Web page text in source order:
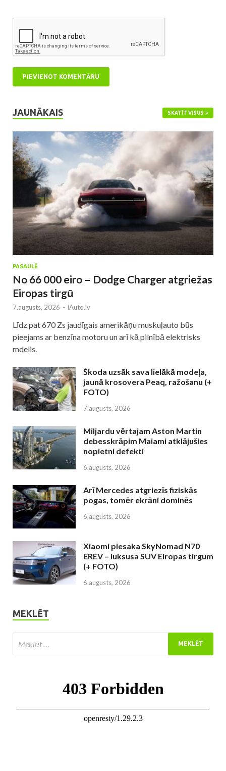
JAUNĀKAIS SKATĪT VISUS
PASAULĒ
No 66 000 eiro – Dodge Charger atgriežas
Eiropas tirgū
7.augusts, 2026 - iAuto.lv
Līdz pat 670 Zs jaudīgais amerikāņu muskuļauto būs
pieejams ar benzīna motoru un arī kā pilnībā elektrisks
mdelis.
Škoda uzsāk sava lielākā modeļa,
jaunā krosovera Peaq, ražošanu (+
FOTO)
7.augusts, 2026
Miljardu vērtajam Aston Martin
debesskrāpim Maiami atklājušies
nopietni defekti
6.augusts, 2026
Arī Mercedes atgriezīs fiziskās
pogas, tomēr ekrāni dominēs
6.augusts, 2026
Xiaomi piesaka SkyNomad N70
EREV – luksusa SUV Eiropas tirgum
(+ FOTO)
6.augusts, 2026
MEKLĒT